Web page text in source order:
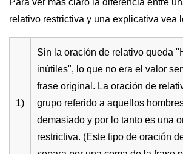
Para ver más claro la diferencia entre
relativo restrictiva y una explicativa vea
1)
Sin la oración de relativo queda
inútiles", lo que no era el valor
frase original. La oración de
grupo referido a aquellos
demasiado y por lo tanto es una
restrictiva. (Este tipo de oración